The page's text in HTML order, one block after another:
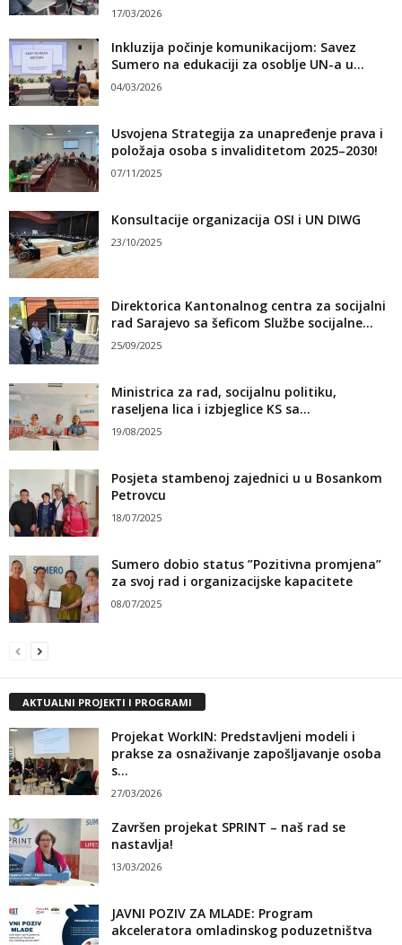
17/03/2026
Inkluzija počinje komunikacijom: Savez
Sumero na edukaciji za osoblje UN-a u...
04/03/2026
Usvojena Strategija za unapređenje prava i
položaja osoba s invaliditetom 2025–2030!
07/11/2025
Konsultacije organizacija OSI i UN DIWG
23/10/2025
Direktorica Kantonalnog centra za socijalni
rad Sarajevo sa šeficom Službe socijalne...
25/09/2025
Ministrica za rad, socijalnu politiku,
raseljena lica i izbjeglice KS sa...
19/08/2025
Posjeta stambenoj zajednici u u Bosankom
Petrovcu
18/07/2025
Sumero dobio status ”Pozitivna promjena”
za svoj rad i organizacijske kapacitete
08/07/2025
AKTUALNI PROJEKTI I PROGRAMI
Projekat WorkIN: Predstavljeni modeli i
prakse za osnaživanje zapošljavanje osoba
s...
27/03/2026
Završen projekat SPRINT – naš rad se
nastavlja!
13/03/2026
JAVNI POZIV ZA MLADE: Program
akceleratora omladinskog poduzetništva